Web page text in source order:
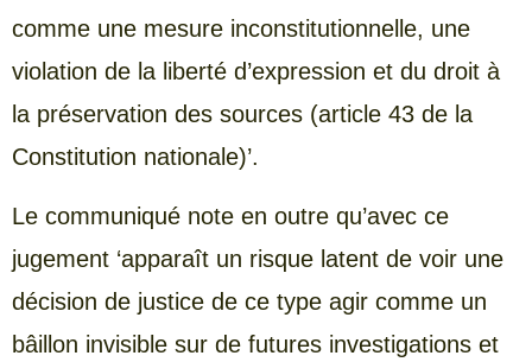
comme une mesure inconstitutionnelle, une
violation de la liberté d’expression et du droit à
la préservation des sources (article 43 de la
Constitution nationale)’.
Le communiqué note en outre qu’avec ce
jugement ‘apparaît un risque latent de voir une
décision de justice de ce type agir comme un
bâillon invisible sur de futures investigations et